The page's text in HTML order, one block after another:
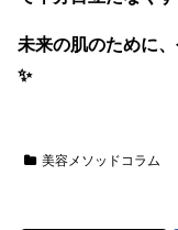
未来の肌のために
✨
美容メソッドコラム